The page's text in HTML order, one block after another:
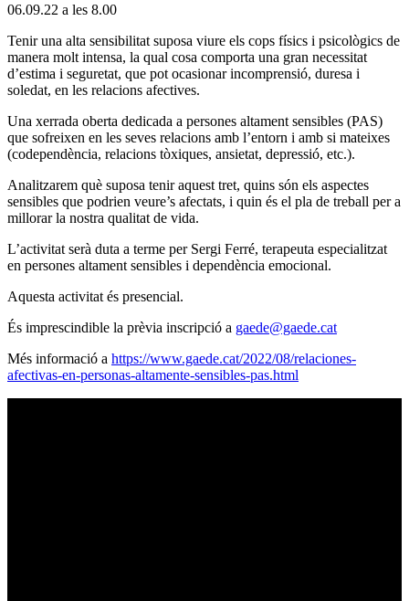
06.09.22 a les 8.00
Tenir una alta sensibilitat suposa viure els cops físics i psicològics de
manera molt intensa, la qual cosa comporta una gran necessitat
d’estima i seguretat, que pot ocasionar incomprensió, duresa i
soledat, en les relacions afectives.
Una xerrada oberta dedicada a persones altament sensibles (PAS)
que sofreixen en les seves relacions amb l’entorn i amb si mateixes
(codependència, relacions tòxiques, ansietat, depressió, etc.).
Analitzarem què suposa tenir aquest tret, quins són els aspectes
sensibles que podrien veure’s afectats, i quin és el pla de treball per a
millorar la nostra qualitat de vida.
L’activitat serà duta a terme per Sergi Ferré, terapeuta especialitzat
en persones altament sensibles i dependència emocional.
Aquesta activitat és presencial.
És imprescindible la prèvia inscripció a gaede@gaede.cat
Més informació a https://www.gaede.cat/2022/08/relaciones-
afectivas-en-personas-altamente-sensibles-pas.html